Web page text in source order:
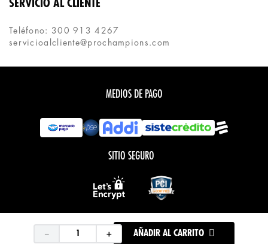
＋
－ AÑADIR AL CARRITO
SERVICIO AL CLIENTE
Teléfono: 300 913 4267
servicioalcliente@prochampions.com
MEDIOS DE PAGO
SITIO SEGURO
Todos los derechos reservados.COPYRIGHT © PROCHAMPIONS 2020
Desarrollado por: Tecnología: